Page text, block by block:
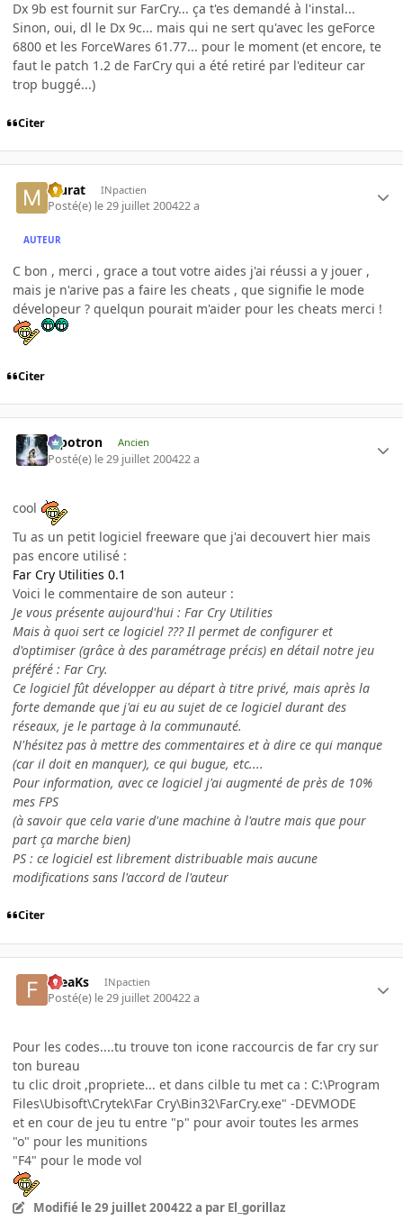
Dx 9b est fournit sur FarCry... ça t'es demandé à l'instal...
Sinon, oui, dl le Dx 9c... mais qui ne sert qu'avec les geForce
6800 et les ForceWares 61.77... pour le moment (et encore, te
faut le patch 1.2 de FarCry qui a été retiré par l'editeur car
trop buggé...)
Citer
Murat INpactien
Posté(e) le 29 juillet 200422 a
AUTEUR
C bon , merci , grace a tout votre aides j'ai réussi a y jouer ,
mais je n'arive pas a faire les cheats , que signifie le mode
dévelopeur ? quelqun pourait m'aider pour les cheats merci !
Citer
Pipotron Ancien
Posté(e) le 29 juillet 200422 a
cool
Tu as un petit logiciel freeware que j'ai decouvert hier mais
pas encore utilisé :
Far Cry Utilities 0.1
Voici le commentaire de son auteur :
Je vous présente aujourd'hui : Far Cry Utilities
Mais à quoi sert ce logiciel ??? Il permet de configurer et
d'optimiser (grâce à des paramétrage précis) en détail notre jeu
préféré : Far Cry.
Ce logiciel fût développer au départ à titre privé, mais après la
forte demande que j'ai eu au sujet de ce logiciel durant des
réseaux, je le partage à la communauté.
N'hésitez pas à mettre des commentaires et à dire ce qui manque
(car il doit en manquer), ce qui bugue, etc....
Pour information, avec ce logiciel j'ai augmenté de près de 10%
mes FPS
(à savoir que cela varie d'une machine à l'autre mais que pour
part ça marche bien)
PS : ce logiciel est librement distribuable mais aucune
modifications sans l'accord de l'auteur
Citer
FreaKs INpactien
Posté(e) le 29 juillet 200422 a
Pour les codes....tu trouve ton icone raccourcis de far cry sur
ton bureau
tu clic droit ,propriete... et dans cilble tu met ca : C:\Program
Files\Ubisoft\Crytek\Far Cry\Bin32\FarCry.exe" -DEVMODE
et en cour de jeu tu entre "p" pour avoir toutes les armes
"o" pour les munitions
"F4" pour le mode vol
Modifié le 29 juillet 200422 a par El_gorillaz